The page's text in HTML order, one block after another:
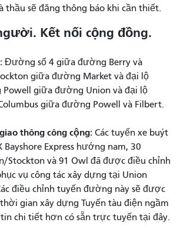
thầu sẽ đăng thông báo khi cần thiết.
Kết nối cộng đồng.
Đường số 4 giữa đường Berry và
giữa đường Market và đại lộ
giữa đường Union và đại lộ
giữa đường Powell và Filbert.
thông công cộng: Các tuyến xe buýt
Express hướng nam, 30
Stockton và 91 Owl đã được điều chỉnh
vụ công tác xây dựng tại Union
điều chỉnh tuyến đường này sẽ được
gian xây dựng Tuyến tàu điện ngầm
chi tiết hơn có sẵn trực tuyến tại đây.